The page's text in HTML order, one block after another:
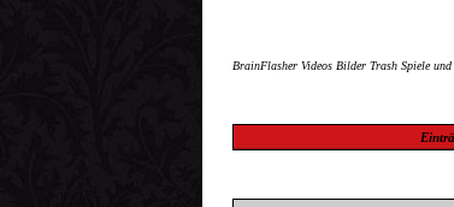
BrainFlasher Videos Bilder Trash Spiele und